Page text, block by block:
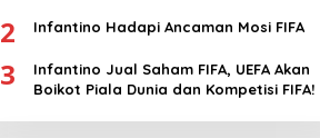
2 Infantino Hadapi Ancaman Mosi FIFA
3
Infantino Jual Saham FIFA, UEFA Akan
Boikot Piala Dunia dan Kompetisi FIFA!